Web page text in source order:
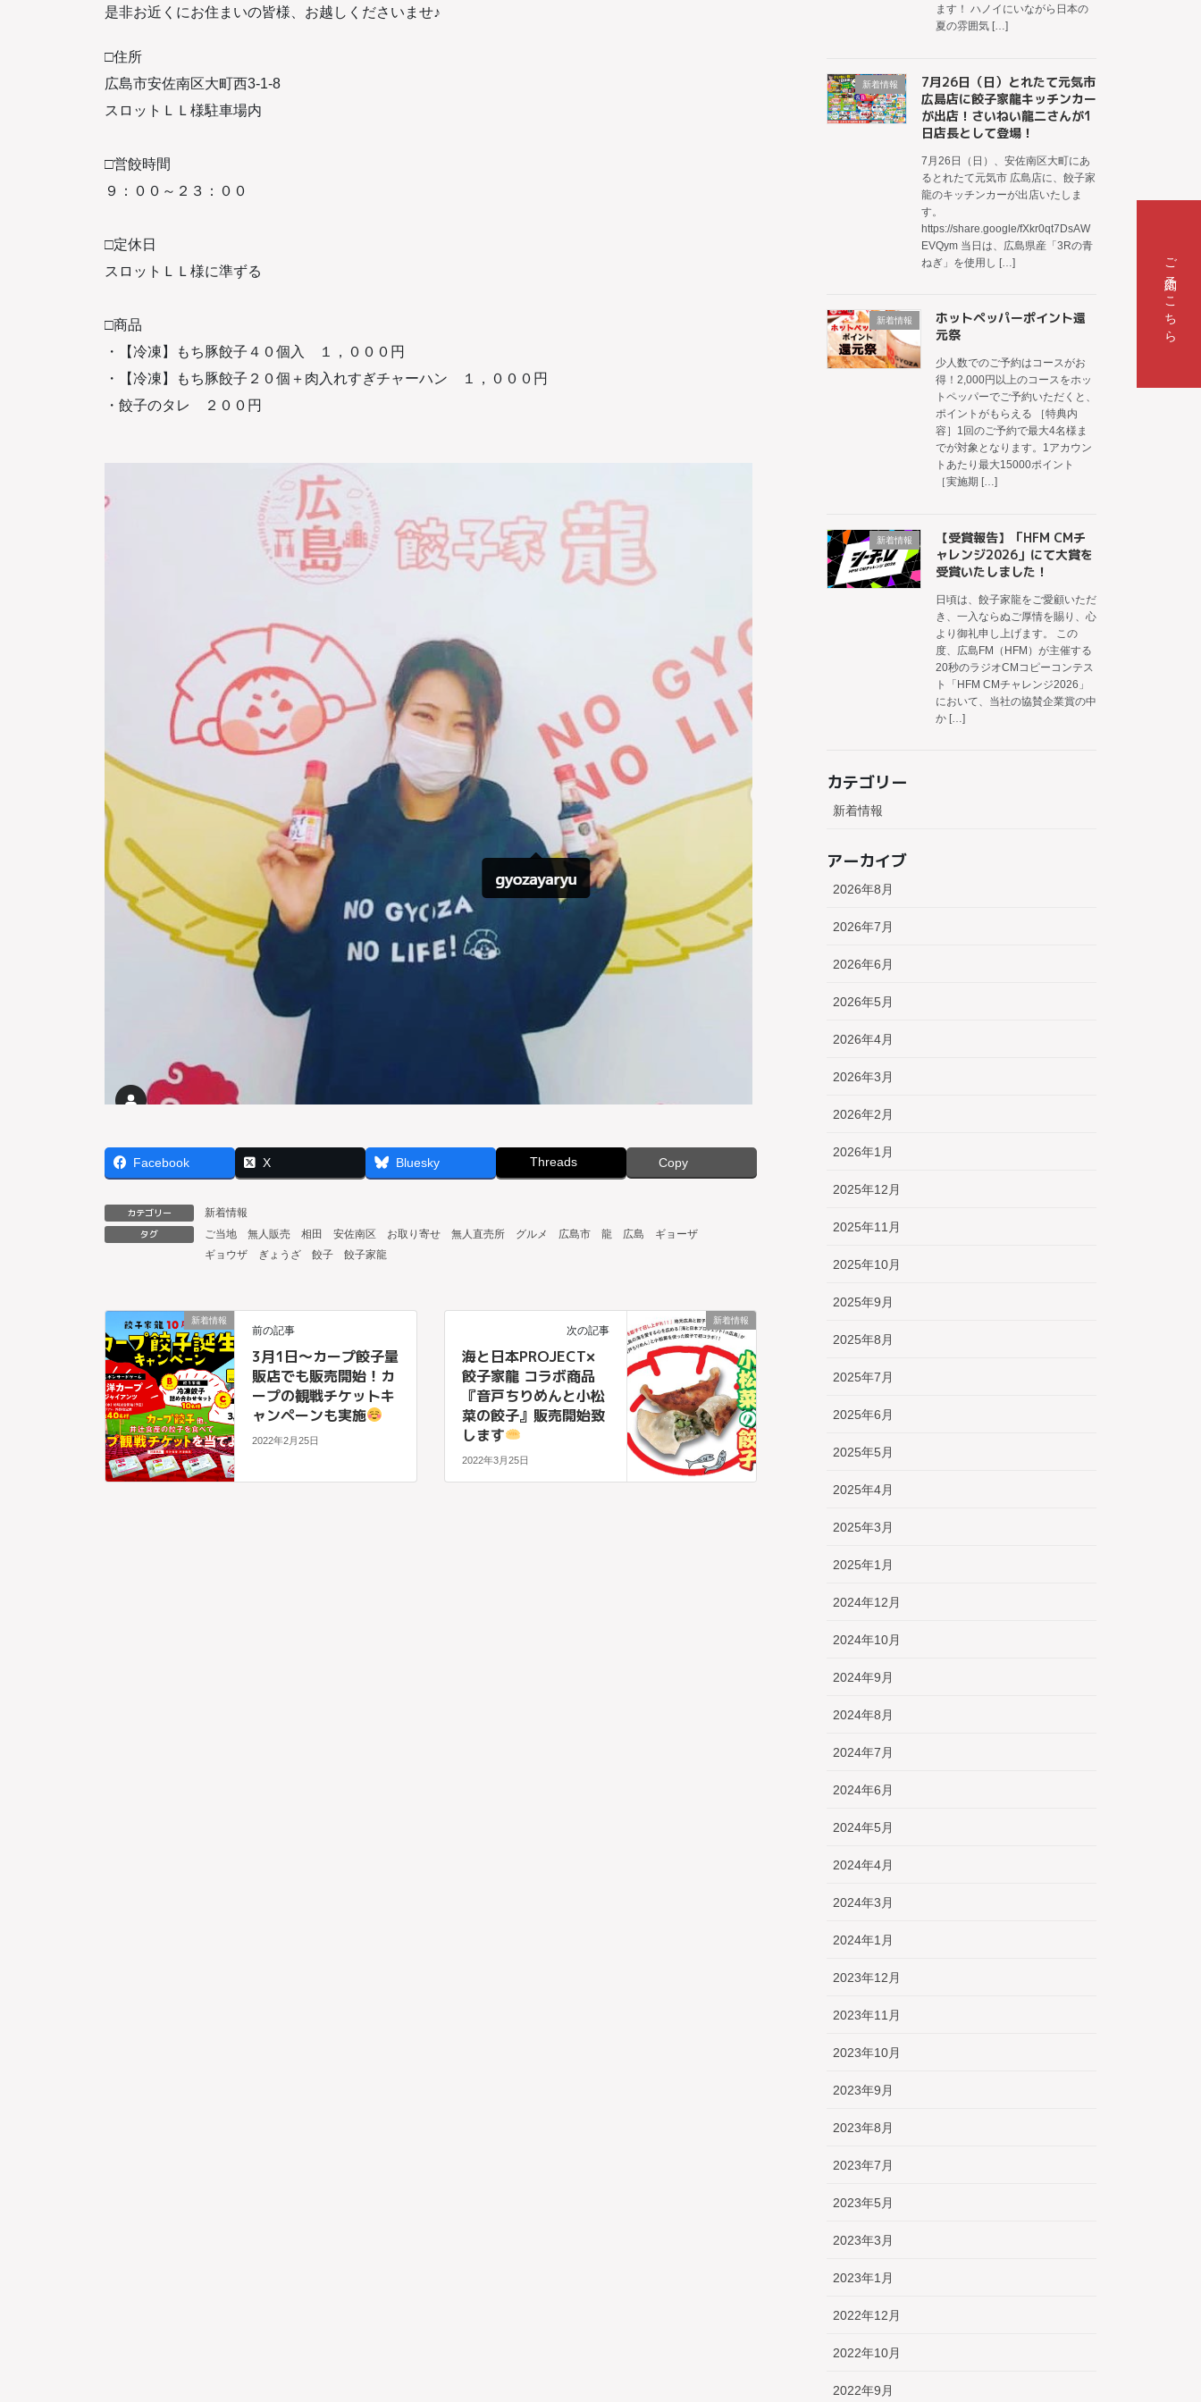
是非お近くにお住まいの皆様、お越しくださいませ♪
□住所
広島市安佐南区大町西3-1-8
スロットＬＬ様駐車場内
□営餃時間
９：００～２３：００
□定休日
スロットＬＬ様に準ずる
□商品
・【冷凍】もち豚餃子４０個入 １，０００円
・【冷凍】もち豚餃子２０個＋肉入れすぎチャーハン １，０００円
・餃子のタレ ２００円
Facebook X Bluesky Threads Copy
カテゴリー
新着情報
タグ
ご当地 無人販売 相田 安佐南区 お取り寄せ 無人直売所 グルメ 広島市 龍 広島
ギョーザ
ギョウザ
ぎょうざ 餃子 餃子家龍
新着情報
前の記事
3月1日～カープ餃子量
販店でも販売開始！カ
ープの観戦チケットキ
ャンペーンも実施
2022年2月25日
新着情報
次の記事
海と日本PROJECT×
餃子家龍 コラボ商品
『音戸ちりめんと小松
菜の餃子』販売開始致
します
2022年3月25日
ます！ ハノイにいながら日本の
夏の雰囲気 […]
新着情報
7月26日（日）とれたて元気市
広島店に餃子家龍キッチンカー
が出店！さいねい龍二さんが1
日店長として登場！
7月26日（日）、安佐南区大町にあ
るとれたて元気市 広島店に、餃子家
龍のキッチンカーが出店いたしま
す。
https://share.google/fXkr0qt7DsAW
EVQym 当日は、広島県産「3Rの青
ねぎ」を使用し […]
新着情報
ホットペッパーポイント還
元祭
少人数でのご予約はコースがお
得！2,000円以上のコースをホッ
トペッパーでご予約いただくと、
ポイントがもらえる ［特典内
容］1回のご予約で最大4名様ま
でが対象となります。1アカウン
トあたり最大15000ポイント
［実施期 […]
新着情報
【受賞報告】「HFM CMチ
ャレンジ2026」にて大賞を
受賞いたしました！
日頃は、餃子家龍をご愛顧いただ
き、一入ならぬご厚情を賜り、心
より御礼申し上げます。 この
度、広島FM（HFM）が主催する
20秒のラジオCMコピーコンテス
ト「HFM CMチャレンジ2026」
において、当社の協賛企業賞の中
か […]
カテゴリー
新着情報
アーカイブ
2026年8月
2026年7月
2026年6月
2026年5月
2026年4月
2026年3月
2026年2月
2026年1月
2025年12月
2025年11月
2025年10月
2025年9月
2025年8月
2025年7月
2025年6月
2025年5月
2025年4月
2025年3月
2025年1月
2024年12月
2024年10月
2024年9月
2024年8月
2024年7月
2024年6月
2024年5月
2024年4月
2024年3月
2024年1月
2023年12月
2023年11月
2023年10月
2023年9月
2023年8月
2023年7月
2023年5月
2023年3月
2023年1月
2022年12月
2022年10月
2022年9月
ご予約はこちら